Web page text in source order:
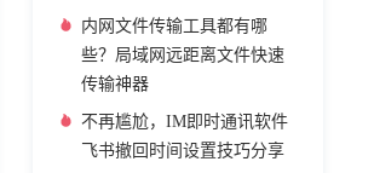
内网文件传输工具都有哪
些？局域网远距离文件快速
传输神器
不再尴尬，IM即时通讯软件
飞书撤回时间设置技巧分享